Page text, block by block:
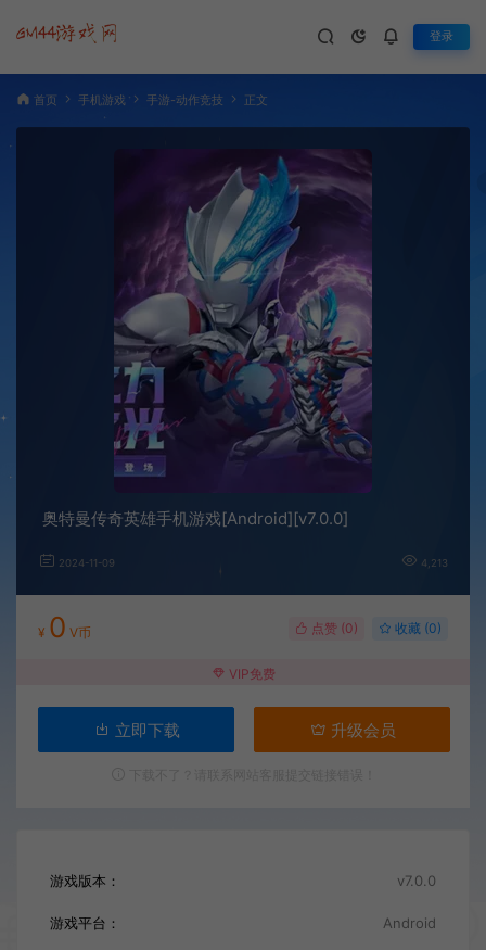
登录
首页 手机游戏 手游-动作竞技 正文
奥特曼传奇英雄手机游戏[Android][v7.0.0]
2024-11-09 4,213
¥ 0 V币 点赞 (0) 收藏 (0)
VIP免费
立即下载 升级会员
游戏版本： v7.0.0
游戏平台： Android